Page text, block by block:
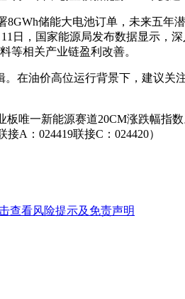
储能大电池订单，未来五
，国家能源局发布数据显示，
等相关产业链盈利改善。
在油价高位运行背景下，建议关
唯一新能源赛道20CM涨跌幅指
A：024419联接C：024420）
查看风险提示及免责声明